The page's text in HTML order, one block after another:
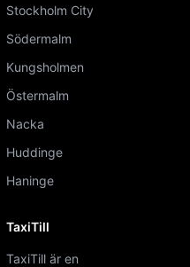
Stockholm City
Södermalm
Kungsholmen
Östermalm
Nacka
Huddinge
Haninge
TaxiTill
TaxiTill är en